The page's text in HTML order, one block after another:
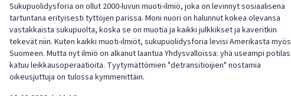
Sukupuolidysforia on ollut 2000-luvun muoti-ilmiö, joka on levinnyt sosiaalisena
tartuntana erityisesti tyttöjen parissa. Moni nuori on halunnut kokea olevansa
vastakkaista sukupuolta, koska se on muotia ja kaikki julkkikset ja kaveritkin
tekevät niin. Kuten kaikki muoti-ilmiöt, sukupuolidysforia levisi Amerikasta myös
Suomeen. Mutta nyt ilmiö on alkanut laantua Yhdysvalloissa: yhä useampi potilas
katuu leikkausoperaatioita. Tyytymättömien "detransitioijien" nostamia
oikeusjuttuja on tulossa kymmenittäin.